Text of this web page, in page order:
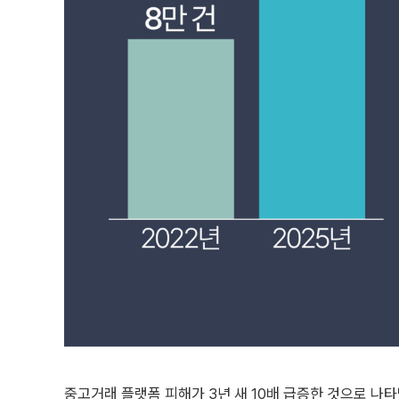
중고거래 플랫폼 피해가 3년 새 10배 급증한 것으로 나